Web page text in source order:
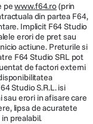
pewww.f64.ro(prin
din partea F64,
Implicit F64 Studio
erori de pret sau
actiune. Preturile si
F64 Studio SRL pot
de factori externi
Studio S.R.L. isi
erori in afisare care
lipsa de acuratete
prealabil.